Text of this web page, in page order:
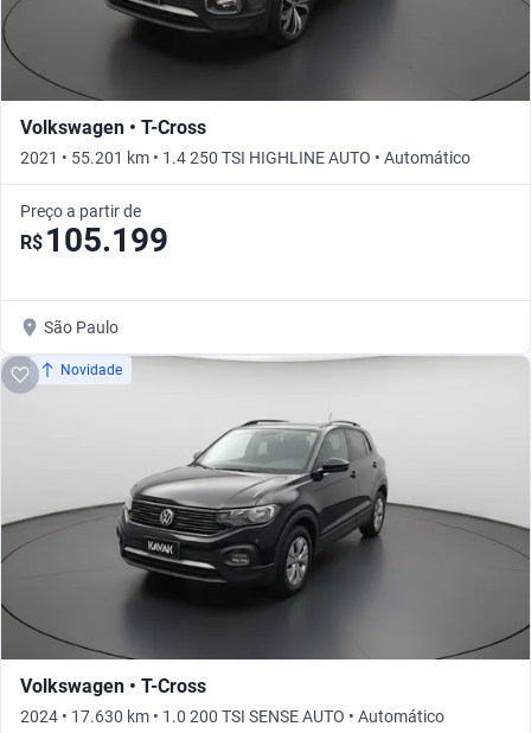
Volkswagen • T-Cross
2021 • 55.201 km • 1.4 250 TSI HIGHLINE AUTO • Automático
Preço a partir de
R$ 105.199
São Paulo
Novidade
Volkswagen • T-Cross
2024 • 17.630 km • 1.0 200 TSI SENSE AUTO • Automático